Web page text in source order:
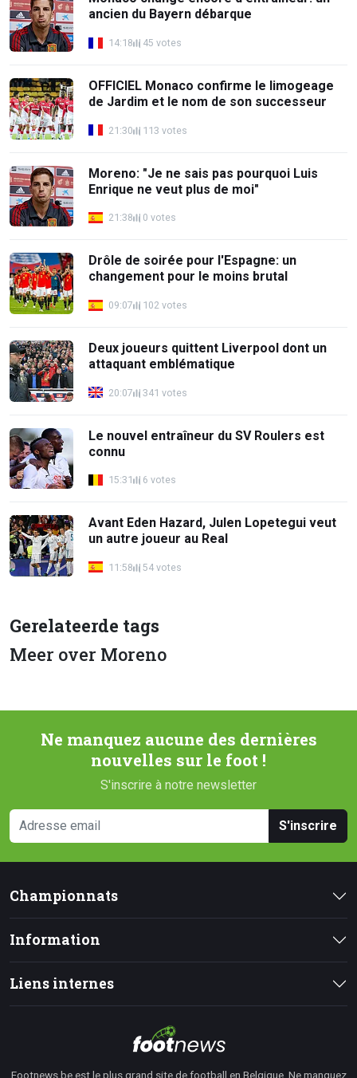
ancien du Bayern débarque
14:18 45 votes
OFFICIEL Monaco confirme le limogeage
de Jardim et le nom de son successeur
21:30 113 votes
Moreno: "Je ne sais pas pourquoi Luis
Enrique ne veut plus de moi"
21:38 0 votes
Drôle de soirée pour l'Espagne: un
changement pour le moins brutal
09:07 102 votes
Deux joueurs quittent Liverpool dont un
attaquant emblématique
20:07 341 votes
Le nouvel entraîneur du SV Roulers est
connu
15:31 6 votes
Avant Eden Hazard, Julen Lopetegui veut
un autre joueur au Real
11:58 54 votes
Gerelateerde tags
Meer over Moreno
Ne manquez aucune des dernières
nouvelles sur le foot !
S'inscrire à notre newsletter
S'inscrire
Championnats
Information
Liens internes
Footnews.be est le plus grand site de football en Belgique. Ne manquez